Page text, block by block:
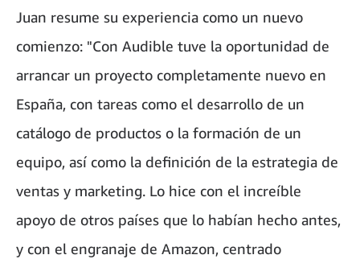
Juan resume su experiencia como un nuevo
comienzo: "Con Audible tuve la oportunidad de
arrancar un proyecto completamente nuevo en
España, con tareas como el desarrollo de un
catálogo de productos o la formación de un
equipo, así como la definición de la estrategia de
ventas y marketing. Lo hice con el increíble
apoyo de otros países que lo habían hecho antes,
y con el engranaje de Amazon, centrado